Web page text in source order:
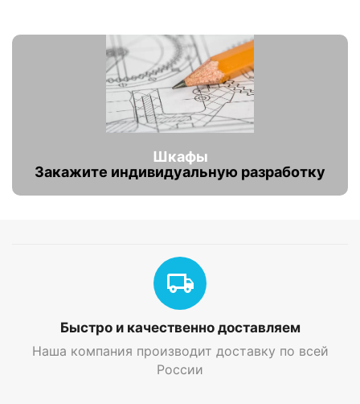
Шкафы
Закажите индивидуальную разработку
Быстро и качественно доставляем
Наша компания производит доставку по всей
России